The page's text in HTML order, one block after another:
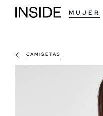
MUJER
CAMISETAS